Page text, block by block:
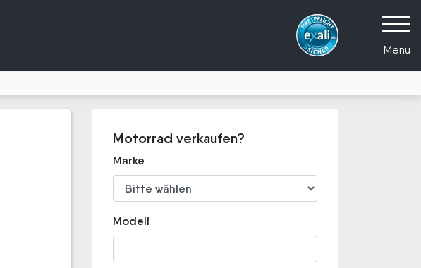
Menü
Motorrad verkaufen?
Marke
Modell